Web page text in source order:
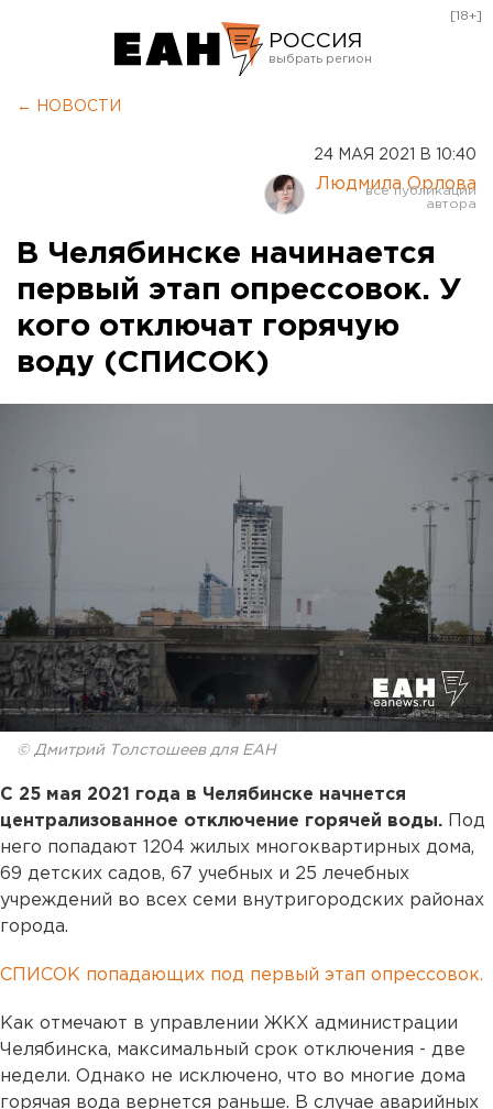
РОССИЯ
Курган
Оренбург
[18+]
← НОВОСТИ
24 МАЯ 2021 В 10:40
Людмила Орлова
В Челябинске начинается
первый этап опрессовок. У
кого отключат горячую
воду (СПИСОК)
© Дмитрий Толстошеев для ЕАН
С 25 мая 2021 года в Челябинске начнется
централизованное отключение горячей воды.
Под
него попадают 1204 жилых многоквартирных дома,
69 детских садов, 67 учебных и 25 лечебных
учреждений во всех семи внутригородских районах
города.
СПИСОК попадающих под первый этап опрессовок.
Как отмечают в управлении ЖКХ администрации
Челябинска, максимальный срок отключения - две
недели. Однако не исключено, что во многие дома
горячая вода вернется раньше. В случае аварийных